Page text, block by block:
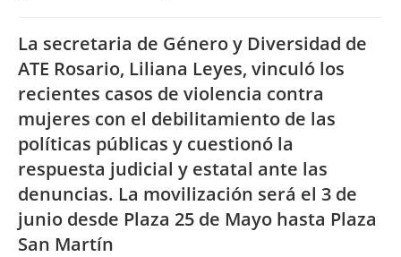
La secretaria de Género y Diversidad de
ATE Rosario, Liliana Leyes, vinculó los
recientes casos de violencia contra
mujeres con el debilitamiento de las
políticas públicas y cuestionó la
respuesta judicial y estatal ante las
denuncias. La movilización será el 3 de
junio desde Plaza 25 de Mayo hasta Plaza
San Martín